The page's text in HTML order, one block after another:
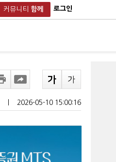
커뮤니티 함께 로그인
2026-05-10 15:00:16